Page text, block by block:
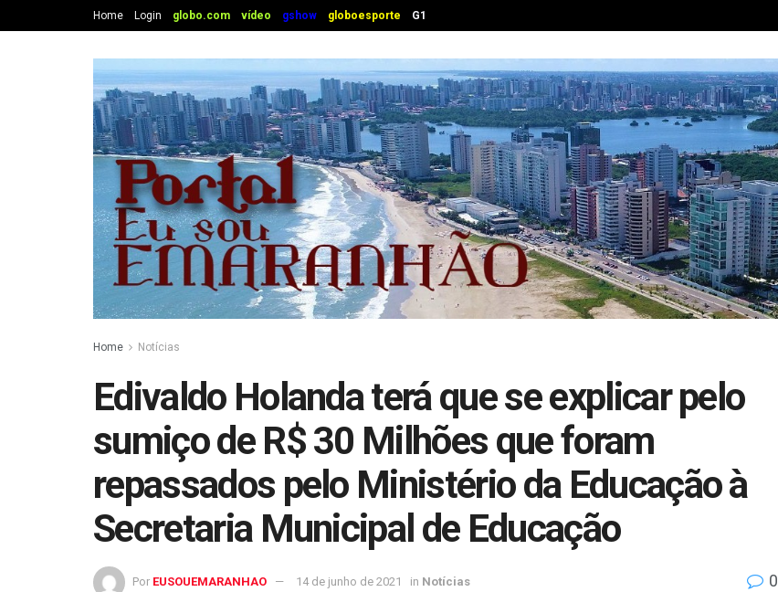
Home Login globo.com vídeo gshow globoesporte G1
Home Notícias
Edivaldo Holanda terá que se explicar pelo
sumiço de R$ 30 Milhões que foram
repassados pelo Ministério da Educação à
Secretaria Municipal de Educação
Por EUSOUEMARANHAO 14 de junho de 2021 in Notícias 0